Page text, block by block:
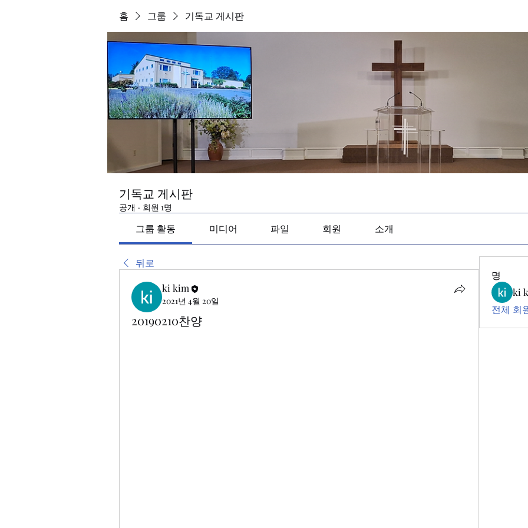
홈 그룹 기독교 게시판
기독교 게시판
공개 · 회원 1명
그룹 활동 미디어 파일 회원 소개
뒤로
ki kim
2021년 4월 20일
20190210찬양
명
ki
전체 회